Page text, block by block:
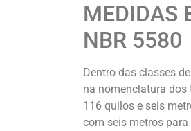
MEDIDAS
NBR 5580
Dentro das classes
na nomenclatura dos
116 quilos e seis
com seis metros